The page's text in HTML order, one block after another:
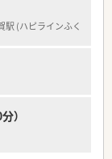
駅 (ハピラインふく
）